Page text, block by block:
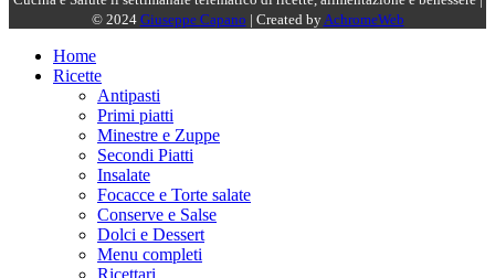
© 2024 Giuseppe Capano | Created byAchromeWeb
Home
Ricette
Antipasti
Primi piatti
Minestre e Zuppe
Secondi Piatti
Insalate
Focacce e Torte salate
Conserve e Salse
Dolci e Dessert
Menu completi